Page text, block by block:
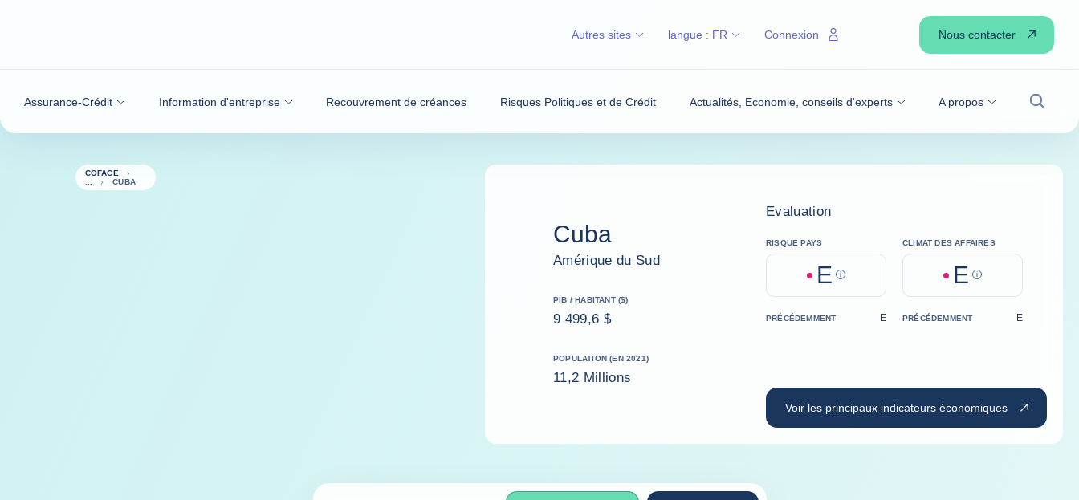
Assurance-Crédit Information d'entreprise Recouvrement de créances Risques Politiques et de Crédit Actualités, Economie, conseils d'experts A propos
Autres sites langue : FR Connexion Nous contacter
COFACE
CUBA
Cuba
Amérique du Sud
PIB / HABITANT ($)
9 499,6 $
POPULATION (EN 2021)
11,2 Millions
Evaluation
RISQUE PAYS
E Help
CLIMAT DES AFFAIRES
E Help
PRÉCÉDEMMENT E PRÉCÉDEMMENT E
Voir les principaux indicateurs économiques